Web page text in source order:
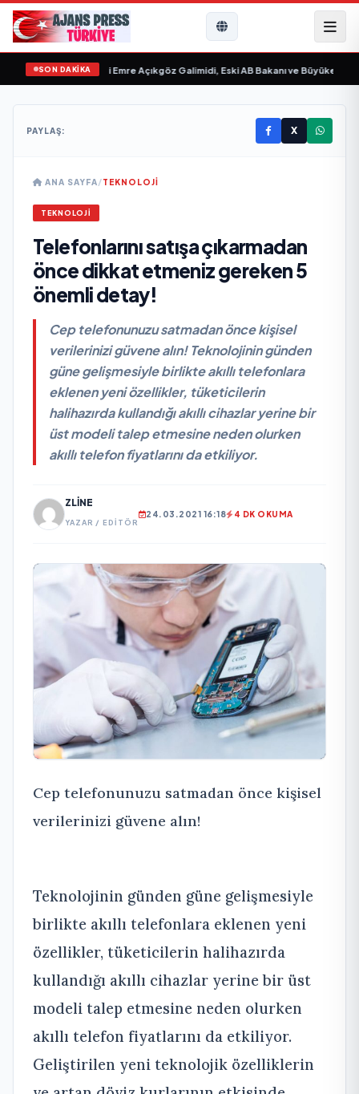
SON DAKİKA
“ yayımlandı• Ali Emre Açıkgöz Galimidi, Eski AB Bakanı ve Büyükelçi
PAYLAŞ: X
ANA SAYFA/TEKNOLOJİ
TEKNOLOJİ
Telefonlarını satışa çıkarmadan
önce dikkat etmeniz gereken 5
önemli detay!
Cep telefonunuzu satmadan önce kişisel
verilerinizi güvene alın! Teknolojinin günden
güne gelişmesiyle birlikte akıllı telefonlara
eklenen yeni özellikler, tüketicilerin
halihazırda kullandığı akıllı cihazlar yerine bir
üst modeli talep etmesine neden olurken
akıllı telefon fiyatlarını da etkiliyor.
ZLINE
YAZAR / EDITÖR
24.03.2021 16:18 4 DK OKUMA
Cep telefonunuzu satmadan önce kişisel
verilerinizi güvene alın!
Teknolojinin günden güne gelişmesiyle
birlikte akıllı telefonlara eklenen yeni
özellikler, tüketicilerin halihazırda
kullandığı akıllı cihazlar yerine bir üst
modeli talep etmesine neden olurken
akıllı telefon fiyatlarını da etkiliyor.
Geliştirilen yeni teknolojik özelliklerin